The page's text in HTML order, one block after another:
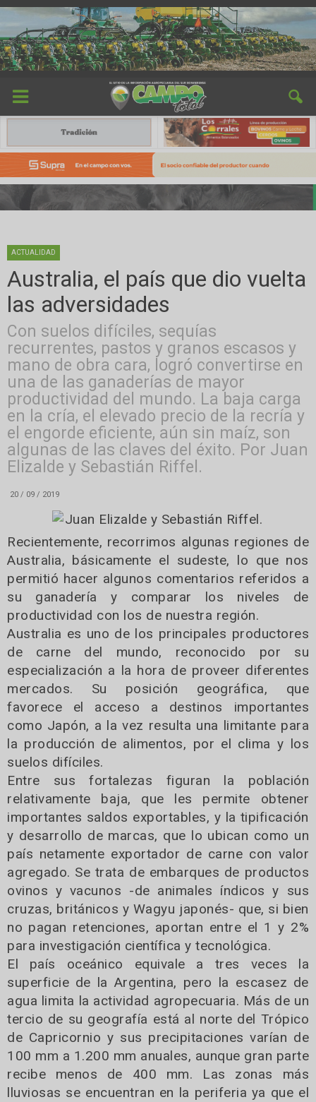
ACTUALIDAD
Australia, el país que dio vuelta
las adversidades
Con suelos difíciles, sequías
recurrentes, pastos y granos escasos y
mano de obra cara, logró convertirse en
una de las ganaderías de mayor
productividad del mundo. La baja carga
en la cría, el elevado precio de la recría y
el engorde eficiente, aún sin maíz, son
algunas de las claves del éxito. Por Juan
Elizalde y Sebastián Riffel.
20 / 09 / 2019
Recientemente, recorrimos algunas regiones de
Australia, básicamente el sudeste, lo que nos
permitió hacer algunos comentarios referidos a
su ganadería y comparar los niveles de
productividad con los de nuestra región.
Australia es uno de los principales productores
de carne del mundo, reconocido por su
especialización a la hora de proveer diferentes
mercados. Su posición geográfica, que
favorece el acceso a destinos importantes
como Japón, a la vez resulta una limitante para
la producción de alimentos, por el clima y los
suelos difíciles.
Entre sus fortalezas figuran la población
relativamente baja, que les permite obtener
importantes saldos exportables, y la tipificación
y desarrollo de marcas, que lo ubican como un
país netamente exportador de carne con valor
agregado. Se trata de embarques de productos
ovinos y vacunos -de animales índicos y sus
cruzas, británicos y Wagyu japonés- que, si bien
no pagan retenciones, aportan entre el 1 y 2%
para investigación científica y tecnológica.
El país oceánico equivale a tres veces la
superficie de la Argentina, pero la escasez de
agua limita la actividad agropecuaria. Más de un
tercio de su geografía está al norte del Trópico
de Capricornio y sus precipitaciones varían de
100 mm a 1.200 mm anuales, aunque gran parte
recibe menos de 400 mm. Las zonas más
lluviosas se encuentran en la periferia ya que el